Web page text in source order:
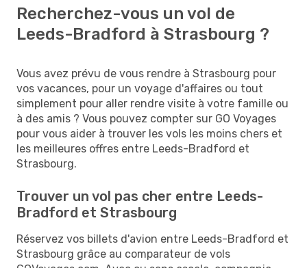
Recherchez-vous un vol de
Leeds-Bradford à Strasbourg ?
Vous avez prévu de vous rendre à Strasbourg pour
vos vacances, pour un voyage d'affaires ou tout
simplement pour aller rendre visite à votre famille ou
à des amis ? Vous pouvez compter sur GO Voyages
pour vous aider à trouver les vols les moins chers et
les meilleures offres entre Leeds-Bradford et
Strasbourg.
Trouver un vol pas cher entre Leeds-
Bradford et Strasbourg
Réservez vos billets d'avion entre Leeds-Bradford et
Strasbourg grâce au comparateur de vols